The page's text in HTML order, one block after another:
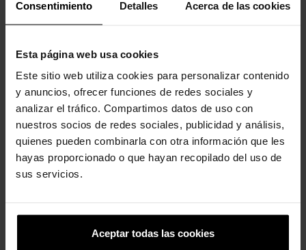
Consentimiento Detalles Acerca de las cookies
Esta página web usa cookies
Este sitio web utiliza cookies para personalizar contenido
y anuncios, ofrecer funciones de redes sociales y
analizar el tráfico. Compartimos datos de uso con
nuestros socios de redes sociales, publicidad y análisis,
quienes pueden combinarla con otra información que les
hayas proporcionado o que hayan recopilado del uso de
sus servicios.
Aceptar todas las cookies
afundamento de impacto lento.
Aberturas no cabedal para maior respirabilidade.
LiteRide™: Revolucionário. Maciez que você pode sentir.
Conforto inovador.
Clientes que compraram este